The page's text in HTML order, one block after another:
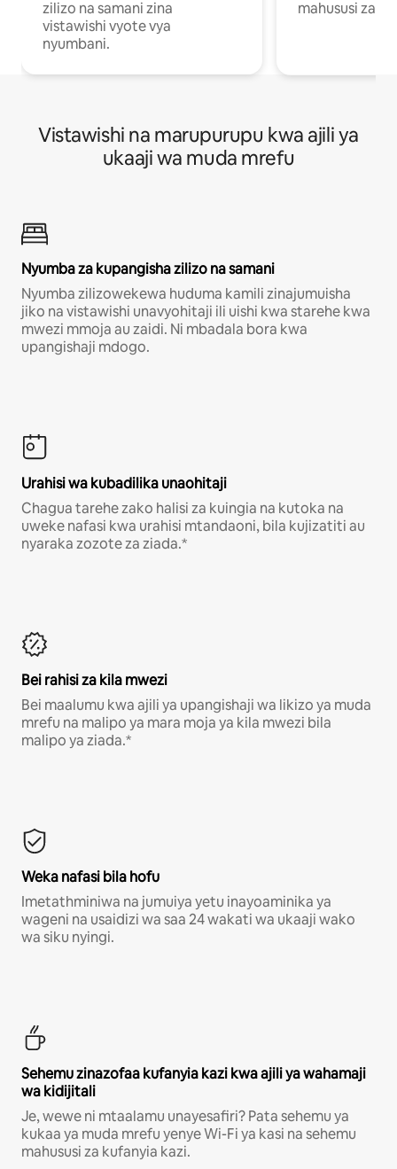
zilizo na samani zina
vistawishi vyote vya
nyumbani.
mahususi za
Vistawishi na marupurupu kwa ajili ya
ukaaji wa muda mrefu
Nyumba za kupangisha zilizo na samani
Nyumba zilizowekewa huduma kamili zinajumuisha
jiko na vistawishi unavyohitaji ili uishi kwa starehe kwa
mwezi mmoja au zaidi. Ni mbadala bora kwa
upangishaji mdogo.
Urahisi wa kubadilika unaohitaji
Chagua tarehe zako halisi za kuingia na kutoka na
uweke nafasi kwa urahisi mtandaoni, bila kujizatiti au
nyaraka zozote za ziada.*
Bei rahisi za kila mwezi
Bei maalumu kwa ajili ya upangishaji wa likizo ya muda
mrefu na malipo ya mara moja ya kila mwezi bila
malipo ya ziada.*
Weka nafasi bila hofu
Imetathminiwa na jumuiya yetu inayoaminika ya
wageni na usaidizi wa saa 24 wakati wa ukaaji wako
wa siku nyingi.
Sehemu zinazofaa kufanyia kazi kwa ajili ya wahamaji
wa kidijitali
Je, wewe ni mtaalamu unayesafiri? Pata sehemu ya
kukaa ya muda mrefu yenye Wi-Fi ya kasi na sehemu
mahususi za kufanyia kazi.